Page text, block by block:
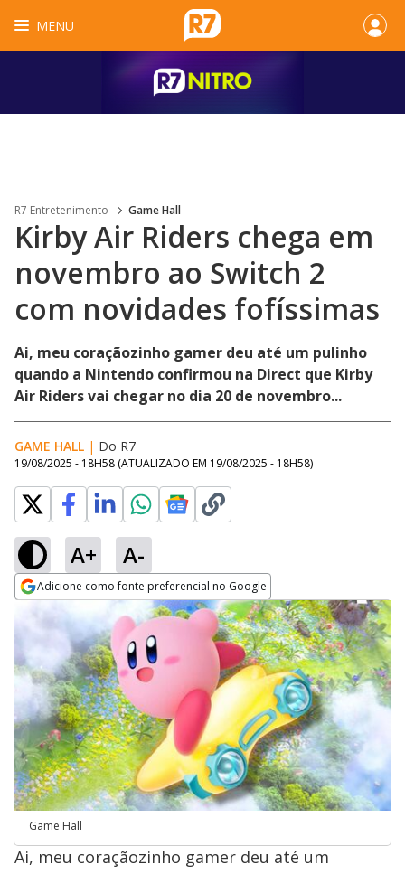
MENU
R7 Entretenimento Game Hall
Kirby Air Riders chega em
novembro ao Switch 2
com novidades fofíssimas
Ai, meu coraçãozinho gamer deu até um pulinho
quando a Nintendo confirmou na Direct que Kirby
Air Riders vai chegar no dia 20 de novembro...
GAME HALL | Do R7
19/08/2025 - 18H58 (ATUALIZADO EM 19/08/2025 - 18H58)
A+ A-
Adicione como fonte preferencial no Google
Opens in new window
Game Hall
Ai, meu coraçãozinho gamer deu até um